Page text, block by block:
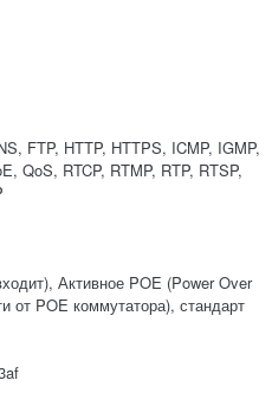
FTP, HTTP, HTTPS, ICMP, IGMP,
QoS, RTCP, RTMP, RTP, RTSP,
Активное POE (Power Over
от POE коммутатора), стандарт